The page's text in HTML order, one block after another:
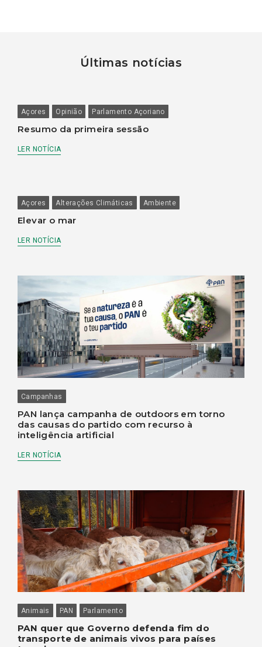
Últimas notícias
Açores Opinião Parlamento Açoriano
Resumo da primeira sessão
LER NOTÍCIA
Açores Alterações Climáticas Ambiente
Elevar o mar
LER NOTÍCIA
Campanhas
PAN lança campanha de outdoors em torno
das causas do partido com recurso à
inteligência artificial
LER NOTÍCIA
Animais PAN Parlamento
PAN quer que Governo defenda fim do
transporte de animais vivos para países